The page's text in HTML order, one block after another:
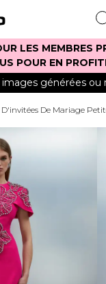
LES MEMBRES
POUR EN
images générées ou
D'invitées De Mariage